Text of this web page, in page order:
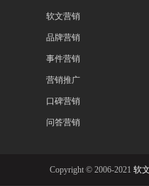
软文营销
品牌营销
事件营销
营销推广
口碑营销
问答营销
Copyright © 2006-2021 软